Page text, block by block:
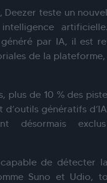
Deezer teste un
par IA, il est
de la
plus de 10 % des
d’outils génératifs
désormais
capable de détecter
Suno et Udio,